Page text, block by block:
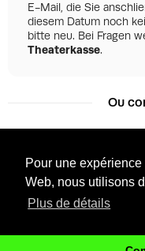
Pour une
Web, nous utilisons
Plus de détails
E-Mail, die Sie
diesem Datum noch
bitte neu. Bei Fragen
Theaterkasse.
Ou
Facebook
Tixly